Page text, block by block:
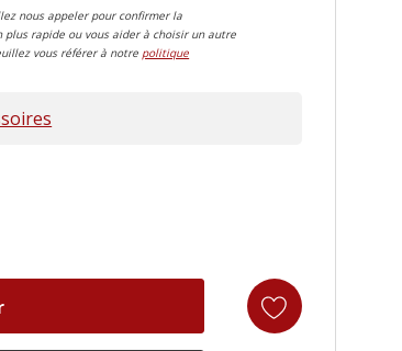
nous appeler pour confirmer la
rapide ou vous aider à choisir un autre
vous référer à notre politique